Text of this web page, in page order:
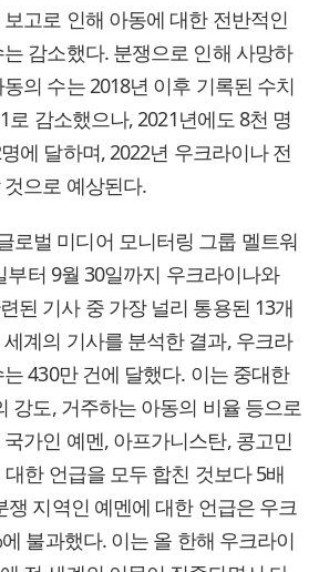
고로 인해 아동에 대한 전반적인
감소했다. 분쟁으로 인해 사망하
의 수는 2018년 이후 기록된 수치
로 감소했으나, 2021년에도 8천 명
에 달하며, 2022년 우크라이나 전
으로 예상된다.
로벌 미디어 모니터링 그룹 멜트워
부터 9월 30일까지 우크라이나와
된 기사 중 가장 널리 통용된 13개
계의 기사를 분석한 결과, 우크라
430만 건에 달했다. 이는 중대한
강도, 거주하는 아동의 비율 등으로
가인 예멘, 아프가니스탄, 콩고민
한 언급을 모두 합친 것보다 5배
쟁 지역인 예멘에 대한 언급은 우크
불과했다. 이는 올 한해 우크라이